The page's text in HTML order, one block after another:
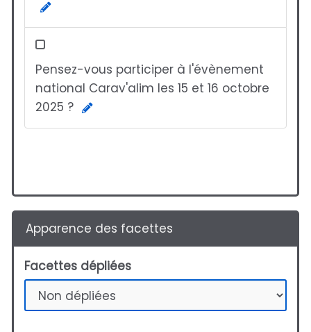
Pensez-vous participer à l'évènement
national Carav'alim les 15 et 16 octobre
2025 ?
Apparence des facettes
Facettes dépliées